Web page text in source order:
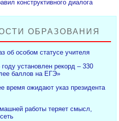
конструктивного диалога
ОБРАЗОВАНИЯ
об особом статусе учителя
установлен рекорд – 330
баллов на ЕГЭ»
время ожидают указ президента
работы теряет смысл,